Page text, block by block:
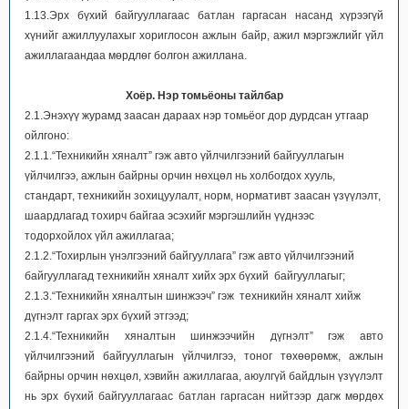
1.13.Эрх бүхий байгууллагаас батлан гаргасан насанд хүрээгүй
хүнийг ажиллуулахыг хориглосон ажлын байр, ажил мэргэжлийг үйл
ажиллагаандаа мөрдлөг болгон ажиллана.
Хоёр. Нэр томьёоны тайлбар
2.1.Энэхүү журамд заасан дараах нэр томьёог дор дурдсан утгаар
ойлгоно:
2.1.1.“Техникийн хяналт” гэж авто үйлчилгээний байгууллагын
үйлчилгээ, ажлын байрны орчин нөхцөл нь холбогдох хууль,
стандарт, техникийн зохицуулалт, норм, нормативт заасан үзүүлэлт,
шаардлагад тохирч байгаа эсэхийг мэргэшлийн үүднээс
тодорхойлох үйл ажиллагаа;
2.1.2.“Тохирлын үнэлгээний байгууллага” гэж авто үйлчилгээний
байгууллагад техникийн хяналт хийх эрх бүхий байгууллагыг;
2.1.3.“Техникийн хяналтын шинжээч” гэж техникийн хяналт хийж
дүгнэлт гаргах эрх бүхий этгээд;
2.1.4.“Техникийн хяналтын шинжээчийн дүгнэлт” гэж авто
үйлчилгээний байгууллагын үйлчилгээ, тоног төхөөрөмж, ажлын
байрны орчин нөхцөл, хэвийн ажиллагаа, аюулгүй байдлын үзүүлэлт
нь эрх бүхий байгууллагаас батлан гаргасан нийтээр дагж мөрдөх